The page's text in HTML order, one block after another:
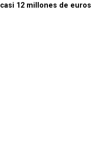
12 millones de euros